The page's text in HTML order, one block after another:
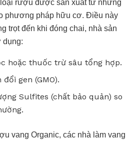
rượu được sản xuất từ những
phương pháp hữu cơ. Điều này
trọt đến khi đóng chai, nhà sản
dụng:
hoặc thuốc trừ sâu tổng hợp.
gen (GMO).
Sulfites (chất bảo quản) so
vang Organic, các nhà làm vang